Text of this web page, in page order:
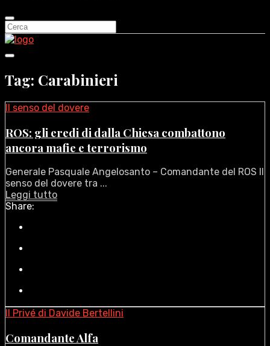
Tag: Carabinieri
Il senso del dovere
ROS: gli eredi di dalla Chiesa combattono
ancora mafie e terrorismo
Generale Pasquale Angelosanto – Comandante del ROS Il
senso del dovere tra ...
Leggi tutto
Share:
Il Privé di Davide Bertellini
Comandante Alfa